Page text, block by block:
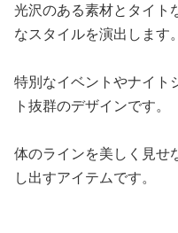
光沢のある素材とタイト
なスタイルを演出します。
特別なイベントやナイト
ト抜群のデザインです。
体のラインを美しく見せ
し出すアイテムです。